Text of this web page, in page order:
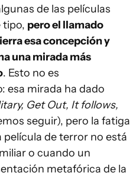
de las películas
tipo, pero el llamado
esa concepción y
una mirada más
. Esto no es
esa mirada ha dado
Get Out, It follows,
seguir), pero la fatiga
película de terror no está
o cuando un
metafórica de la